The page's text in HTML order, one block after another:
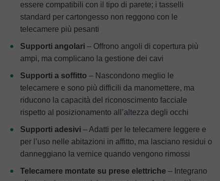
essere compatibili con il tipo di parete; i tasselli
standard per cartongesso non reggono con le
telecamere più pesanti
Supporti angolari – Offrono angoli di copertura più
ampi, ma complicano la gestione dei cavi
Supporti a soffitto – Nascondono meglio le
telecamere e sono più difficili da manomettere, ma
riducono la capacità del riconoscimento facciale
rispetto al posizionamento all’altezza degli occhi
Supporti adesivi – Adatti per le telecamere leggere e
per l’uso nelle abitazioni in affitto, ma lasciano residui o
danneggiano la vernice quando vengono rimossi
Telecamere montate su prese elettriche – Integrano